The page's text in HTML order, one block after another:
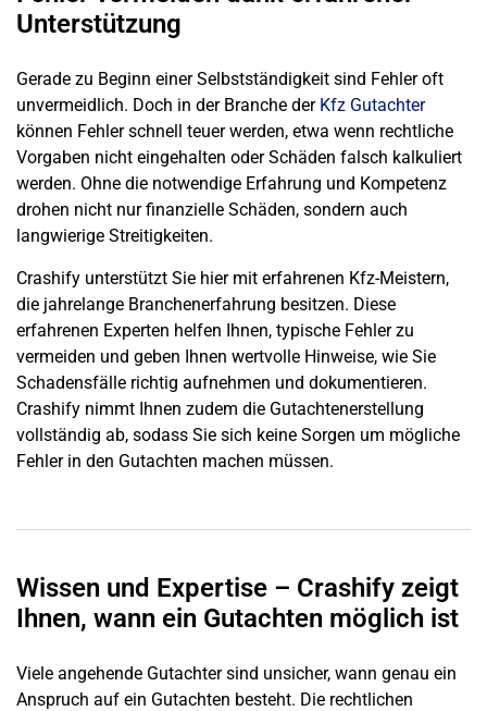
Unterstützung
Gerade zu Beginn einer Selbstständigkeit sind Fehler oft
unvermeidlich. Doch in der Branche der Kfz Gutachter
können Fehler schnell teuer werden, etwa wenn rechtliche
Vorgaben nicht eingehalten oder Schäden falsch kalkuliert
werden. Ohne die notwendige Erfahrung und Kompetenz
drohen nicht nur finanzielle Schäden, sondern auch
langwierige Streitigkeiten.
Crashify unterstützt Sie hier mit erfahrenen Kfz-Meistern,
die jahrelange Branchenerfahrung besitzen. Diese
erfahrenen Experten helfen Ihnen, typische Fehler zu
vermeiden und geben Ihnen wertvolle Hinweise, wie Sie
Schadensfälle richtig aufnehmen und dokumentieren.
Crashify nimmt Ihnen zudem die Gutachtenerstellung
vollständig ab, sodass Sie sich keine Sorgen um mögliche
Fehler in den Gutachten machen müssen.
Wissen und Expertise – Crashify zeigt
Ihnen, wann ein Gutachten möglich ist
Viele angehende Gutachter sind unsicher, wann genau ein
Anspruch auf ein Gutachten besteht. Die rechtlichen